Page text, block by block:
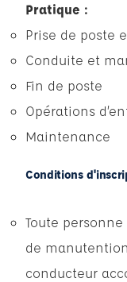
Pratique :
Prise de poste
Conduite et
Fin de poste
Opérations
Maintenance
Conditions
Toute
de
conducteur